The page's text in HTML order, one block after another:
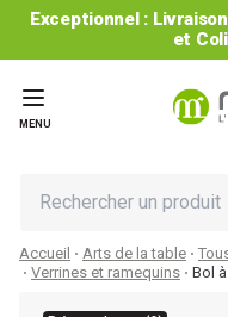
Exceptionnel :
et
MENU
Accueil Arts de la table
Verrines et ramequins
Bol